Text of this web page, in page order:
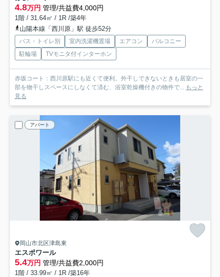
4.8万円 管理/共益費4,000円
1階 / 31.64㎡ / 1R /築4年
山陽本線「西川原」駅 徒歩52分
バス・トイレ別 室内洗濯機置場 エアコン
バルコニー
駐輪場
TVモニタ付インターホン
赤坂コート：西川原駅にも近くて便利。外干しできないときも居室の一
部を物干しスペースにしなくて済む、浴室乾燥機付きの物件で...
もっと
見る
アパート
岡山市北区津島東
エスポワール
5.4万円 管理/共益費2,000円
1階 / 33.99㎡ / 1R /築16年